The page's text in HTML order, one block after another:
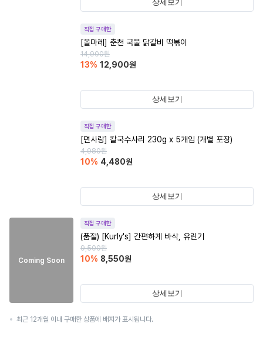
상세보기
직접 구매한
[올마레] 춘천 국물 닭갈비 떡볶이
14,900원
13% 12,900원
상세보기
직접 구매한
[면사랑] 칼국수사리 230g x 5개입 (개별 포장)
4,980원
10% 4,480원
상세보기
Coming Soon
직접 구매한
(품절) [Kurly's] 간편하게 바삭, 유린기
9,500원
10% 8,550원
상세보기
최근 12개월 이내 구매한 상품에 배지가 표시됩니다.